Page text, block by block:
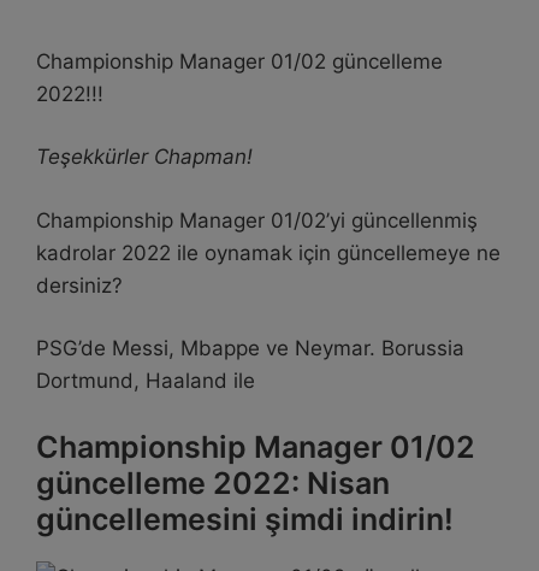
Championship Manager 01/02 güncelleme
2022!!!
Teşekkürler Chapman!
Championship Manager 01/02’yi güncellenmiş
kadrolar 2022 ile oynamak için güncellemeye ne
dersiniz?
PSG’de Messi, Mbappe ve Neymar. Borussia
Dortmund, Haaland ile
Championship Manager 01/02
güncelleme 2022: Nisan
güncellemesini şimdi indirin!